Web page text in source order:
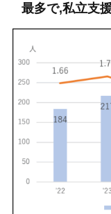
最多で,私立支